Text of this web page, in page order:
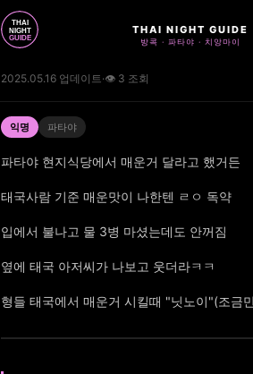
THAI NIGHT GUIDE
방콕 · 파타야 · 치앙마이
2025.05.16 업데이트·👁 3 조회
익명 파타야
파타야 현지식당에서 매운거 달라고 했거든
태국사람 기준 매운맛이 나한텐 ㄹㅇ 독약
입에서 불나고 물 3병 마셨는데도 안꺼짐
옆에 태국 아저씨가 나보고 웃더라ㅋㅋ
형들 태국에서 매운거 시킬때 "닛노이"(조금